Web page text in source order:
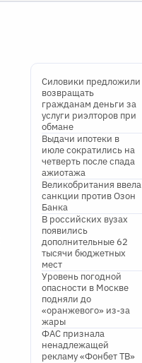
Силовики предложили
возвращать
гражданам деньги за
услуги риэлторов при
обмане
Выдачи ипотеки в
июле сократились на
четверть после спада
ажиотажа
Великобритания ввела
санкции против Озон
Банка
В российских вузах
появились
дополнительные 62
тысячи бюджетных
мест
Уровень погодной
опасности в Москве
подняли до
«оранжевого» из-за
жары
ФАС признала
ненадлежащей
рекламу «Фонбет ТВ»